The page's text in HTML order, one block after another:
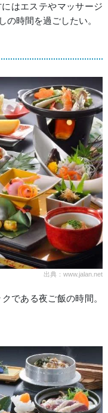
はエステやマッサージ
の時間を過ごしたい。
出典：www.jalan.net
である夜ご飯の時間。